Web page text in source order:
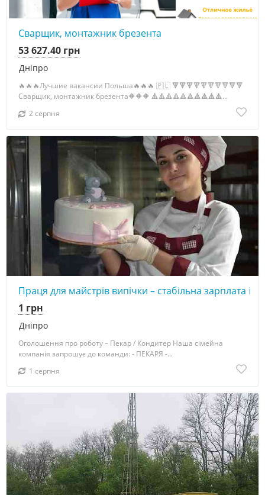
Сварщик, монтажник брезента
Дніпро
53 627.40 грн
🔥🔥🔥Лучшие вакансии Польша🔥🔥🔥 🇵🇱 🔻🔻🔻🔻🔻🔻🔻🔻🔻🔻
Сварщик, монтажник брезента🔶🔶🔶 🔺🔺🔺🔺🔺🔺🔺🔺🔺🔺...
2 серпня
Праця для майстрів випічки – стабільна зарплата і
Дніпро
1 грн
Оголошення про роботу – Пекар / Кондитер Наша сімейна
компанія запрошує до команди: - ПЕКАРЯ -...
1 серпня